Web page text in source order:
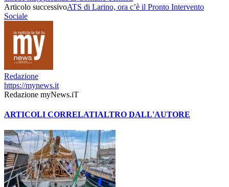
Articolo successivoATS di Larino, ora c’è il Pronto Intervento
Sociale
Redazione
https://mynews.it
Redazione myNews.iT
ARTICOLI CORRELATIALTRO DALL'AUTORE